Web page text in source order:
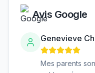
Avis Google
Genevieve
Mes parents